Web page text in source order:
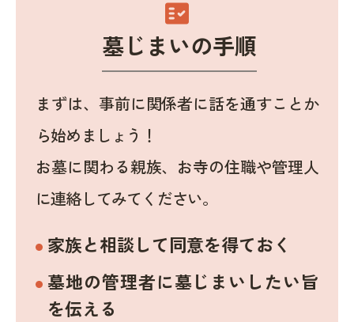
fact_check
墓じまいの手順
まずは、事前に関係者に話を通すことか
ら始めましょう！
お墓に関わる親族、お寺の住職や管理人
に連絡してみてください。
家族と相談して同意を得ておく
墓地の管理者に墓じまいしたい旨
を伝える